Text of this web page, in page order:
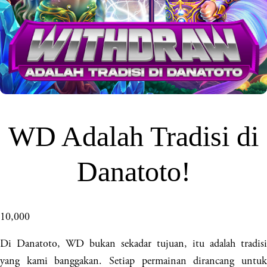
WD Adalah Tradisi di
Danatoto!
10,000
Di Danatoto, WD bukan sekadar tujuan, itu adalah tradisi
yang kami banggakan. Setiap permainan dirancang untuk